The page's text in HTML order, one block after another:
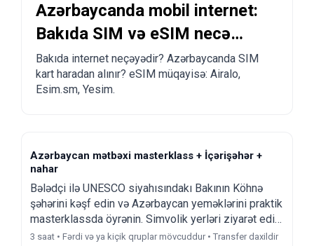
Azərbaycanda mobil internet:
Bakıda SIM və eSIM necə
almaq olar?
Bakıda internet neçəyədir? Azərbaycanda SIM
kart haradan alınır? eSIM müqayisə: Airalo,
Esim.sm, Yesim.
Azərbaycan mətbəxi masterklass + İçərişəhər +
nahar
Bələdçi ilə UNESCO siyahısındakı Bakının Köhnə
şəhərini kəşf edin və Azərbaycan yeməklərini praktik
masterklassda öyrənin. Simvolik yerləri ziyarət edin
və yerli şirniyyatlarla ənənəvi çay süfrəsinin dadını
3 saat • Fərdi və ya kiçik qruplar mövcuddur • Transfer daxildir